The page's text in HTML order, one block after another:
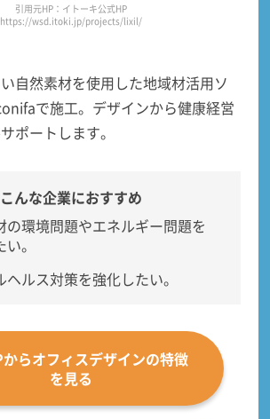
引用元HP：イトーキ公式HP
https://wsd.itoki.jp/projects/lixil/
自然素材を使用した地域材活用ソ
で施工。デザインから健康経営
ポートします。
こんな企業におすすめ
の環境問題やエネルギー問題を
。
ヘルス対策を強化したい。
らオフィスデザインの特徴
を見る